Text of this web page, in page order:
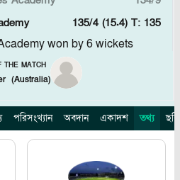
135/4 (15.4) T: 135
won by 6 wickets
THE MATCH
(Australia)
পরিসংখ্যান অবদান একাদশ তথ্য